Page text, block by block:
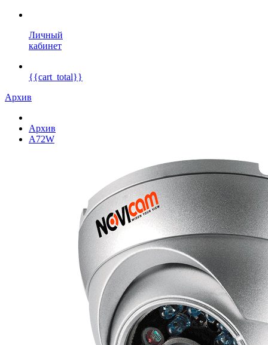
Личный
кабинет
{{cart_total}}
Архив
Архив
A72W